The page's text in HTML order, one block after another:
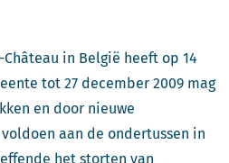
in België heeft op 14
tot 27 december 2009 mag
en door nieuwe
aan de ondertussen in
het storten van